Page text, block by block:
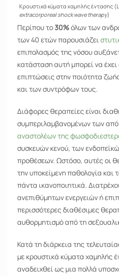
Κρουστικά κύματα χαμηλής έντασης
extracorporeal shock wave therapy)
Περίπου το30%όλων των
των 40 ετών παρουσιάζει
επιπολασμός της νόσου
κατάσταση αυτή μπορεί να έχει
επιπτώσεις στην ποιότητα
και των συντρόφων τους.
Διάφορες θεραπείες είναι
συμπεριλαμβανομένων των
αναστολέων της
συσκευών κενού, των
προθέσεων. Ωστόσο, αυτές οι
την υποκείμενη παθολογία και
πάντα ικανοποιητικά.
ανεπιθύμητων ενεργειών ή
περισσότερες διαθέσιμες
αυθορμητισμό από τη
Κατά τη διάρκεια της
με κρουστικά κύματα χαμηλής
αναδειχθεί ως μια πολλά